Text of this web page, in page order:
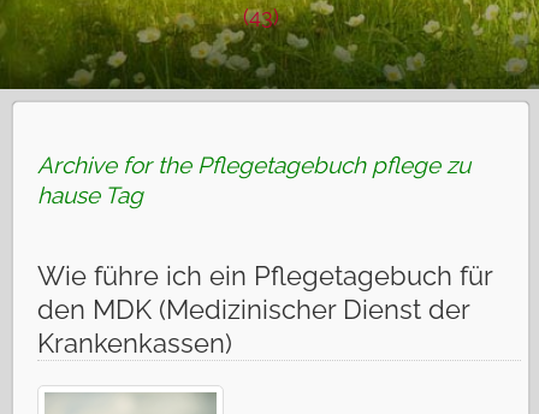
(43)
Archive for the Pflegetagebuch pflege zu
hause Tag
Wie führe ich ein Pflegetagebuch für
den MDK (Medizinischer Dienst der
Krankenkassen)